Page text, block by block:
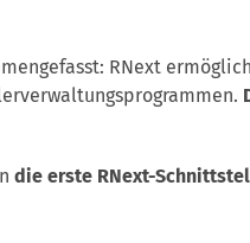
RNext
die erste RNext-